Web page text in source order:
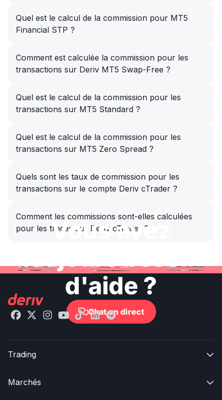
Quel est le calcul de la commission pour MT5
Financial STP ?
Comment est calculée la commission pour les
transactions sur Deriv MT5 Swap-Free ?
Quel est le calcul de la commission pour les
transactions sur MT5 Standard ?
Quel est le calcul de la commission pour les
transactions sur MT5 Zero Spread ?
Quels sont les taux de commission pour les
transactions sur le compte Deriv cTrader ?
Comment les commissions sont-elles calculées
pour les trades sur Deriv cTrader ?
Vous avez
d'aide ?
Chat en direct
Trading 
Marchés 